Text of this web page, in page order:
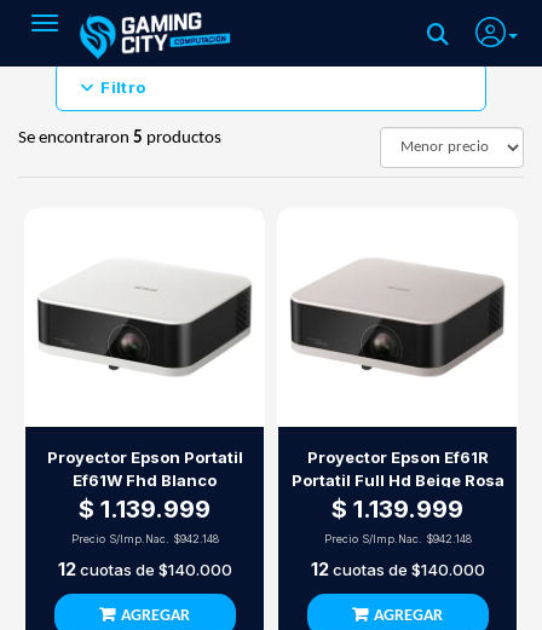
Toggle navigation
Filtro
Se encontraron 5 productos
Proyector Epson Portatil
Ef61W Fhd Blanco
$ 1.139.999
Precio S/Imp.Nac. $942.148
12cuotas de $140.000
AGREGAR
Proyector Epson Ef61R
Portatil Full Hd Beige Rosa
$ 1.139.999
Precio S/Imp.Nac. $942.148
12cuotas de $140.000
AGREGAR